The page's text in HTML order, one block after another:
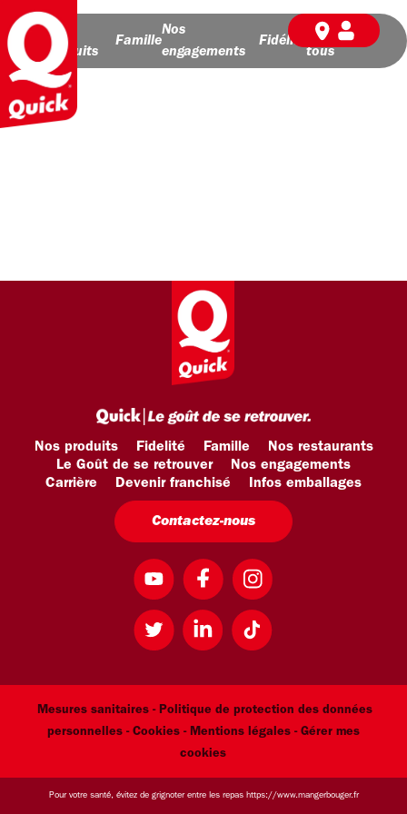
Nos
produits
Famille
Nos
engagements
Fidélité
BD pour
tous
Nos produits Fidelité Famille
Nos restaurants
Le Goût de se retrouver
Nos engagements
Carrière
Devenir franchisé Infos emballages
Contactez-nous
Mesures sanitaires - Politique de protection des données
personnelles - Cookies - Mentions légales - Gérer mes
cookies
Pour votre santé, évitez de grignoter entre les repas https://www.mangerbouger.fr